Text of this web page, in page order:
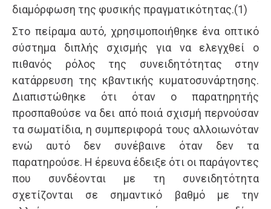
διαμόρφωση της φυσικής πραγματικότητας.(1)
Στο πείραμα αυτό, χρησιμοποιήθηκε ένα οπτικό
σύστημα διπλής σχισμής για να ελεγχθεί ο
πιθανός ρόλος της συνειδητότητας στην
κατάρρευση της κβαντικής κυματοσυνάρτησης.
Διαπιστώθηκε ότι όταν ο παρατηρητής
προσπαθούσε να δει από ποιά σχισμή περνούσαν
τα σωματίδια, η συμπεριφορά τους αλλοιωνόταν
ενώ αυτό δεν συνέβαινε όταν δεν τα
παρατηρούσε. Η έρευνα έδειξε ότι οι παράγοντες
που συνδέονται με τη συνειδητότητα
σχετίζονται σε σημαντικό βαθμό με την